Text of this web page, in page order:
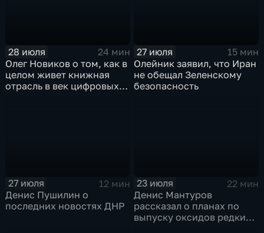
28 июля
24 мин
Олег Новиков о том, как в
целом живет книжная
отрасль в век цифровых
27 июля
15 мин
Олейник заявил, что Иран
не обещал Зеленскому
безопасность
27 июля
12 мин
Денис Пушилин о
последних новостях ДНР
23 июля
22 мин
Денис Мантуров
рассказал о планах по
выпуску оксидов редких